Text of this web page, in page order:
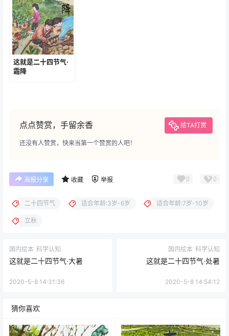
这就是二十四节气·
霜降
点点赞赏，手留余香 给TA打赏
还没有人赞赏，快来当第一个赞赏的人吧！
海报分享 收藏 举报 0 0
二十四节气 适合年龄:3岁-6岁 适合年龄:7岁-10岁
立秋
国内绘本 科学认知
这就是二十四节气·大暑
2020-5-8 14:31:36
国内绘本 科学认知
这就是二十四节气·处暑
2020-5-8 14:54:12
猜你喜欢